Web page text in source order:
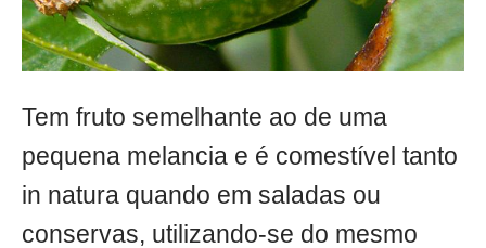
Tem fruto semelhante ao de uma
pequena melancia e é comestível tanto
in natura quando em saladas ou
conservas, utilizando-se do mesmo